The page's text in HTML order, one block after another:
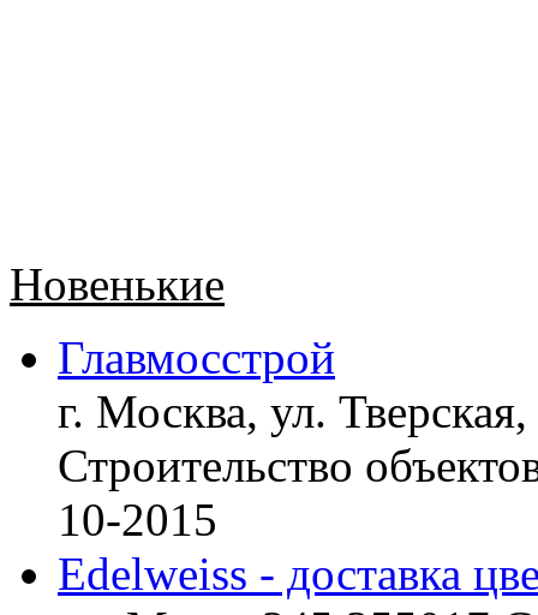
Новенькие
Главмосстрой
г. Москва, ул.
Строительство
10-2015
Edelweiss - доставка